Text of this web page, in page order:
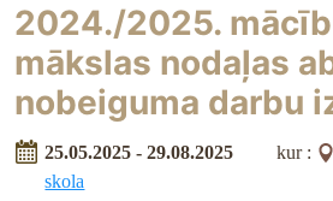
2024./2025.
mākslas nodaļas
nobeiguma darbu
25.05.2025 - 29.08.2025 kur :
skola